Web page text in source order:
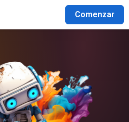
Comenzar